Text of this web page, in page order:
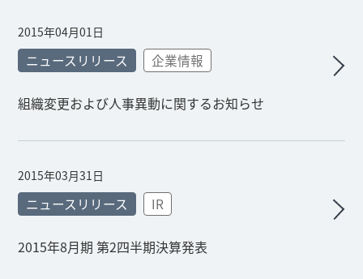
2015年04月01日
ニュースリリース 企業情報
組織変更および人事異動に関するお知らせ
2015年03月31日
ニュースリリース IR
2015年8月期 第2四半期決算発表